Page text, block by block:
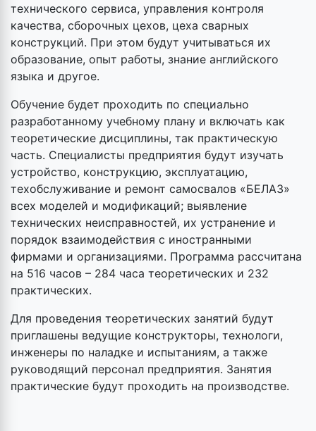
технического сервиса, управления контроля
качества, сборочных цехов, цеха сварных
конструкций. При этом будут учитываться их
образование, опыт работы, знание английского
языка и другое.
Обучение будет проходить по специально
разработанному учебному плану и включать как
теоретические дисциплины, так практическую
часть. Специалисты предприятия будут изучать
устройство, конструкцию, эксплуатацию,
техобслуживание и ремонт самосвалов «БЕЛАЗ»
всех моделей и модификаций; выявление
технических неисправностей, их устранение и
порядок взаимодействия с иностранными
фирмами и организациями. Программа рассчитана
на 516 часов – 284 часа теоретических и 232
практических.
Для проведения теоретических занятий будут
приглашены ведущие конструкторы, технологи,
инженеры по наладке и испытаниям, а также
руководящий персонал предприятия. Занятия
практические будут проходить на производстве.